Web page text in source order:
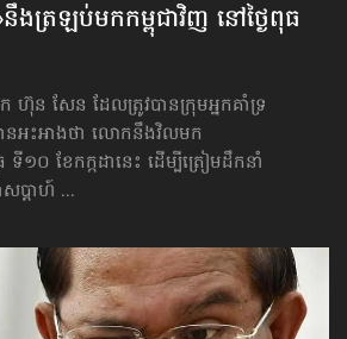
ត្រឡប់​មក​កម្ពុជា​វិញ នៅ​ថ្ងៃពុធ​
ក ហ៊ុន សែន ដែលត្រូវបានក្រុមអ្នកគាំទ្រ
នអះអាងថា លោកនឹងវិលមក
១០ ខែកក្កដានេះ ​ដើម្បី​ត្រៀម​ដឹកនាំ​
សប្តាហ៍​ ...